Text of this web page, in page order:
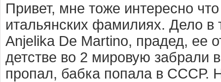
Привет, мне тоже интересно
итальянских фамилиях. Дело
Anjelika De Martino, прадед, ее
детстве во 2 мировую забрали
пропал, бабка попала в СССР.